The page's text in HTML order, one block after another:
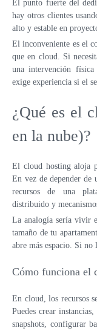
El punto fuerte del
hay otros clientes
alto y estable en
El inconveniente es el
que en cloud. Si
una intervención
exige experiencia si el
¿Qué es el
en la nube)?
El cloud hosting aloja
En vez de depender de
recursos de una
distribuido y
La analogía sería vivir
tamaño de tu
abre más espacio. Si no
Cómo funciona el
En cloud, los recursos
Puedes crear
snapshots, configurar